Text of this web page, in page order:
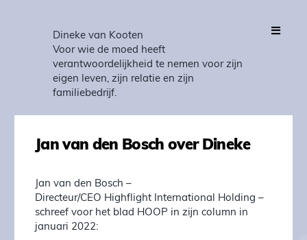
Dineke van Kooten
Voor wie de moed heeft
verantwoordelijkheid te nemen voor zijn
eigen leven, zijn relatie en zijn
familiebedrijf.
Jan van den Bosch over Dineke
Jan van den Bosch –
Directeur/CEO Highflight International Holding –
schreef voor het blad HOOP in zijn column in
januari 2022: